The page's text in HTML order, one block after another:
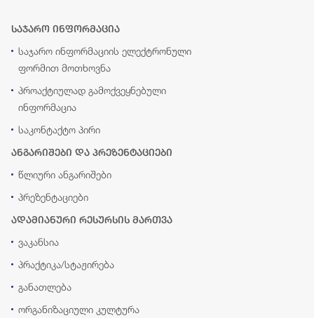
საჯარო ინფორმაცია
საჯარო ინფორმაციის ელექტრონული
ფორმით მოთხოვნა
პროაქტიულად გამოქვეყნებული
ინფორმაცია
საკონტაქტო პირი
ანგარიშები და პრეზენტაციები
წლიური ანგარიშები
პრეზენტაციები
ადამიანური რესურსის მართვა
ვაკანსია
პრაქტიკა/სტაჟირება
განათლება
ორგანიზაციული კულტურა